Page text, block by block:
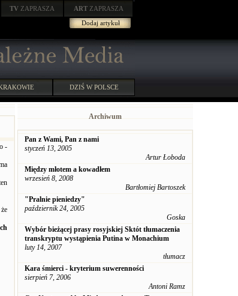
TV ZAPRASZA ART ZAPRASZA
Dodaj artykuł
DZIŚ W POLSCE
-
Archiwum
Pan z Wami, Pan z nami
styczeń 13, 2005
Artur Łoboda
Między młotem a kowadłem
wrzesień 8, 2008
Bartłomiej Bartoszek
"Pralnie pieniedzy"
październik 24, 2005
Goska
Wybór bieżącej prasy rosyjskiej Sktót tłumaczenia
transkryptu wystąpienia Putina w Monachium
luty 14, 2007
tłumacz
Kara śmierci - kryterium suwerenności
sierpień 7, 2006
Antoni Ramz